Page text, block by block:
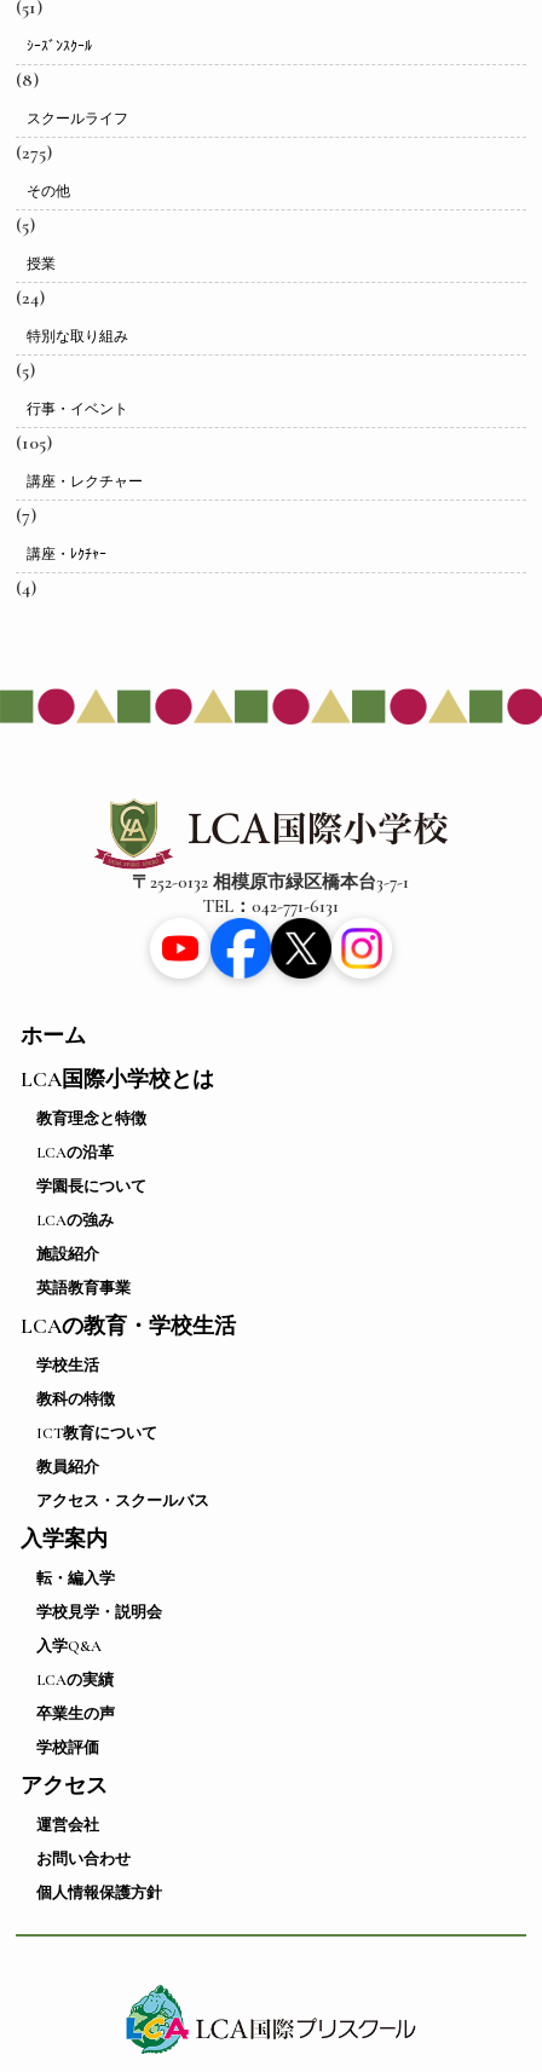
(51)
ｼｰｽﾞﾝｽｸｰﾙ
(8)
スクールライフ
(275)
その他
(5)
授業
(24)
特別な取り組み
(5)
行事・イベント
(105)
講座・レクチャー
(7)
講座・ﾚｸﾁｬｰ
(4)
〒252-0132 相模原市緑区橋本台3-7-1
TEL：042-771-6131
ホーム
LCA国際小学校とは
教育理念と特徴
LCAの沿革
学園長について
LCAの強み
施設紹介
英語教育事業
LCAの教育・学校生活
学校生活
教科の特徴
ICT教育について
教員紹介
アクセス・スクールバス
入学案内
転・編入学
学校見学・説明会
入学Q&A
LCAの実績
卒業生の声
学校評価
アクセス
運営会社
お問い合わせ
個人情報保護方針